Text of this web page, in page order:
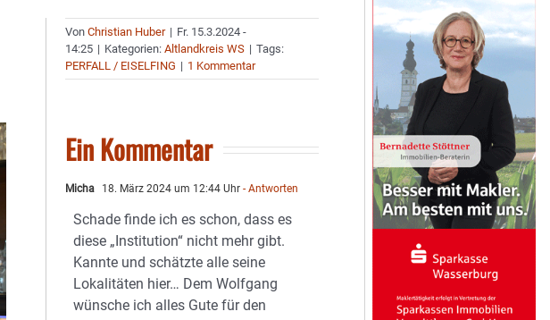
VonChristian Huber | Fr. 15.3.2024 -
14:25 | Kategorien:Altlandkreis WS | Tags:
PERFALL / EISELFING | 1 Kommentar
Ein Kommentar
Micha 18. März 2024 um 12:44 Uhr - Antworten
Schade finde ich es schon, dass es
diese „Institution“ nicht mehr gibt.
Kannte und schätzte alle seine
Lokalitäten hier… Dem Wolfgang
wünsche ich alles Gute für den